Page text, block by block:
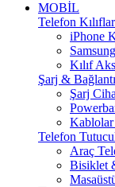
MOBİL
Telefon
iPhone
Kılıf
Şarj & Bağlantı
Şarj
Telefon
Araç
Bisiklet